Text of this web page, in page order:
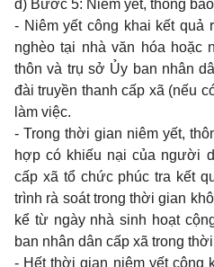
đ) Bước 5: Niêm yết, thông
- Niêm yết công khai kết quả
nghèo tại nhà văn hóa hoặc
thôn và trụ sở Ủy ban nhân
đài truyền thanh cấp xã (nếu
làm việc.
- Trong thời gian niêm yết,
hợp có khiếu nại của người
cấp xã tổ chức phúc tra kết
trình rà soát trong thời gian
kể từ ngày nhà sinh hoạt
ban nhân dân cấp xã trong
- Hết thời gian niêm yết công